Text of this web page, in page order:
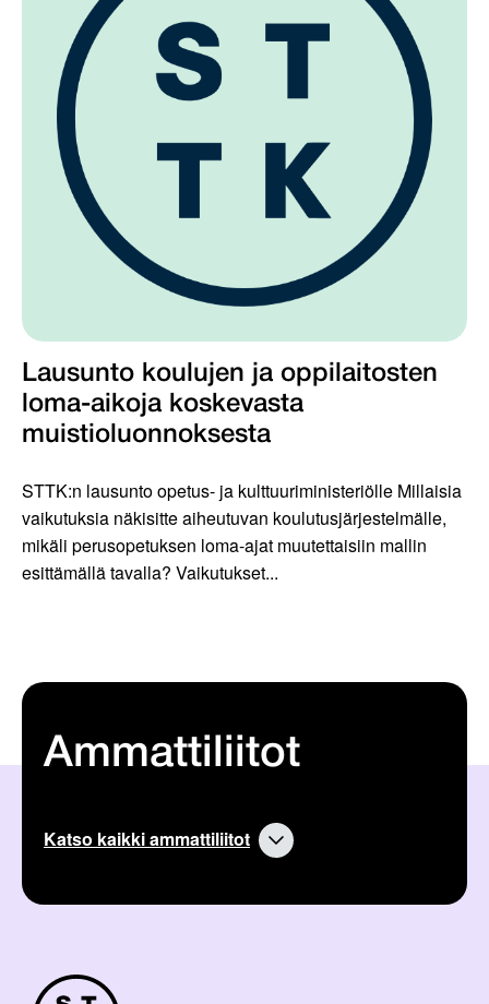
Lausunto koulujen ja oppilaitosten
loma-aikoja koskevasta
muistioluonnoksesta
STTK:n lausunto opetus- ja kulttuuriministeriölle Millaisia
vaikutuksia näkisitte aiheutuvan koulutusjärjestelmälle,
mikäli perusopetuksen loma-ajat muutettaisiin mallin
esittämällä tavalla? Vaikutukset...
Ammattiliitot
Katso kaikki ammattiliitot